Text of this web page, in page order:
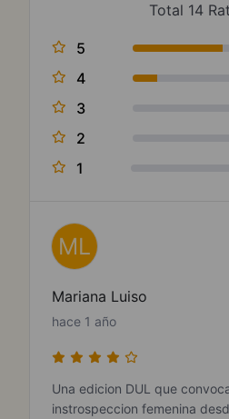
Total 14
5
4
3
2
1
ML
Mariana Luiso
hace 1 año
Una edicion DUL que
instrospeccion femenina